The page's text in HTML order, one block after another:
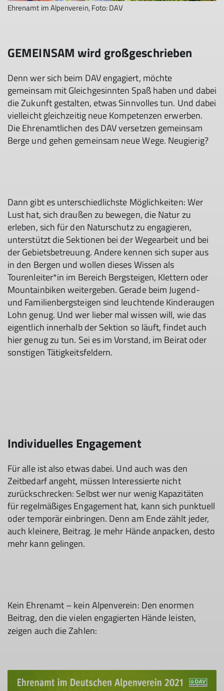
Ehrenamt im Alpenverein, Foto: DAV
GEMEINSAM wird großgeschrieben
Denn wer sich beim DAV engagiert, möchte
gemeinsam mit Gleichgesinnten Spaß haben und dabei
die Zukunft gestalten, etwas Sinnvolles tun. Und dabei
vielleicht gleichzeitig neue Kompetenzen erwerben.
Die Ehrenamtlichen des DAV versetzen gemeinsam
Berge und gehen gemeinsam neue Wege. Neugierig?
Dann gibt es unterschiedlichste Möglichkeiten: Wer
Lust hat, sich draußen zu bewegen, die Natur zu
erleben, sich für den Naturschutz zu engagieren,
unterstützt die Sektionen bei der Wegearbeit und bei
der Gebietsbetreuung. Andere kennen sich super aus
in den Bergen und wollen dieses Wissen als
Tourenleiter*in im Bereich Bergsteigen, Klettern oder
Mountainbiken weitergeben. Gerade beim Jugend-
und Familienbergsteigen sind leuchtende Kinderaugen
Lohn genug. Und wer lieber mal wissen will, wie das
eigentlich innerhalb der Sektion so läuft, findet auch
hier genug zu tun. Sei es im Vorstand, im Beirat oder
sonstigen Tätigkeitsfeldern.
Individuelles Engagement
Für alle ist also etwas dabei. Und auch was den
Zeitbedarf angeht, müssen Interessierte nicht
zurückschrecken: Selbst wer nur wenig Kapazitäten
für regelmäßiges Engagement hat, kann sich punktuell
oder temporär einbringen. Denn am Ende zählt jeder,
auch kleinere, Beitrag. Je mehr Hände anpacken, desto
mehr kann gelingen.
Kein Ehrenamt – kein Alpenverein: Den enormen
Beitrag, den die vielen engagierten Hände leisten,
zeigen auch die Zahlen: